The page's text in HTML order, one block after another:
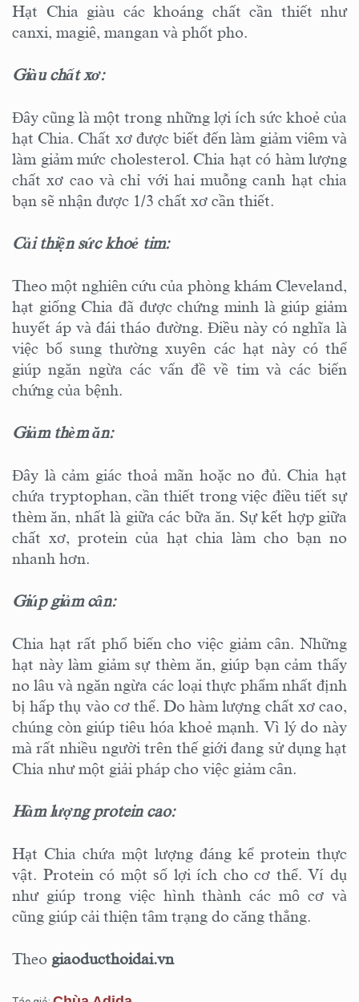
Hạt Chia giàu các khoáng chất cần thiết như
canxi, magiê, mangan và phốt pho.
Giàu chất xơ:
Đây cũng là một trong những lợi ích sức khoẻ của
hạt Chia. Chất xơ được biết đến làm giảm viêm và
làm giảm mức cholesterol. Chia hạt có hàm lượng
chất xơ cao và chỉ với hai muỗng canh hạt chia
bạn sẽ nhận được 1/3 chất xơ cần thiết.
Cải thiện sức khoẻ tim:
Theo một nghiên cứu của phòng khám Cleveland,
hạt giống Chia đã được chứng minh là giúp giảm
huyết áp và đái tháo đường. Điều này có nghĩa là
việc bổ sung thường xuyên các hạt này có thể
giúp ngăn ngừa các vấn đề về tim và các biến
chứng của bệnh.
Giảm thèm ăn:
Đây là cảm giác thoả mãn hoặc no đủ. Chia hạt
chứa tryptophan, cần thiết trong việc điều tiết sự
thèm ăn, nhất là giữa các bữa ăn. Sự kết hợp giữa
chất xơ, protein của hạt chia làm cho bạn no
nhanh hơn.
Giúp giảm cân:
Chia hạt rất phổ biến cho việc giảm cân. Những
hạt này làm giảm sự thèm ăn, giúp bạn cảm thấy
no lâu và ngăn ngừa các loại thực phẩm nhất định
bị hấp thụ vào cơ thể. Do hàm lượng chất xơ cao,
chúng còn giúp tiêu hóa khoẻ mạnh. Vì lý do này
mà rất nhiều người trên thế giới đang sử dụng hạt
Chia như một giải pháp cho việc giảm cân.
Hàm lượng protein cao:
Hạt Chia chứa một lượng đáng kể protein thực
vật. Protein có một số lợi ích cho cơ thể. Ví dụ
như giúp trong việc hình thành các mô cơ và
cũng giúp cải thiện tâm trạng do căng thẳng.
Theo giaoducthoidai.vn